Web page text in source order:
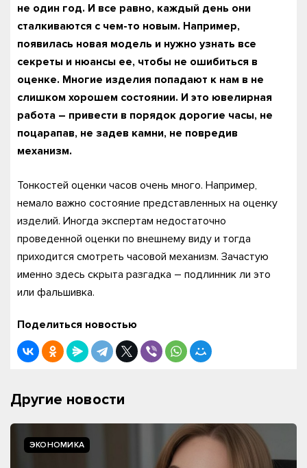
не один год. И все равно, каждый день они
сталкиваются с чем-то новым. Например,
появилась новая модель и нужно узнать все
секреты и нюансы ее, чтобы не ошибиться в
оценке. Многие изделия попадают к нам в не
слишком хорошем состоянии. И это ювелирная
работа – привести в порядок дорогие часы, не
поцарапав, не задев камни, не повредив
механизм.
Тонкостей оценки часов очень много. Например,
немало важно состояние представленных на оценку
изделий. Иногда экспертам недостаточно
проведенной оценки по внешнему виду и тогда
приходится смотреть часовой механизм. Зачастую
именно здесь скрыта разгадка – подлинник ли это
или фальшивка.
Поделиться новостью
Другие новости
ЭКОНОМИКА